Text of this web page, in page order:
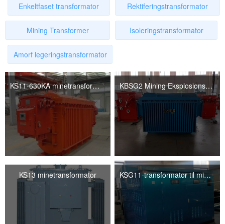
dansk sprog
Enkeltfaset transformator Rektiferingstransformator
Mining Transformer Isoleringstransformator
Amorf legeringstransformator
KS11-630KA minetransformator KBSG2 Mining Eksplosionssikker mobil understation
KS13 minetransformator KSG11-transformator til minedrift